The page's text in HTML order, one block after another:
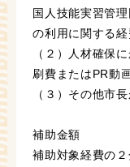
国人技能実習管
の利用に関する経
（２）人材確保
刷費またはPR動
（３）その他市
補助金額
補助対象経費の